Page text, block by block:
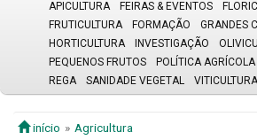
APICULTURA
FEIRAS & EVENTOS
FRUTICULTURA
FORMAÇÃO
GRANDES
HORTICULTURA
INVESTIGAÇÃO
PEQUENOS FRUTOS
POLÍTICA AGRÍCOLA
REGA
SANIDADE VEGETAL VITICULTURA
início
Agricultura